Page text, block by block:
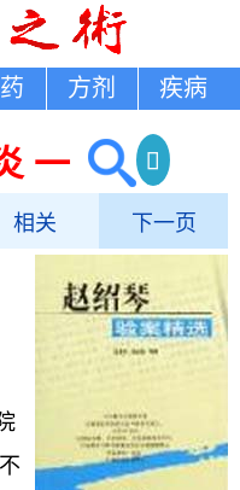
方剂 疾病
一
相关 下一页